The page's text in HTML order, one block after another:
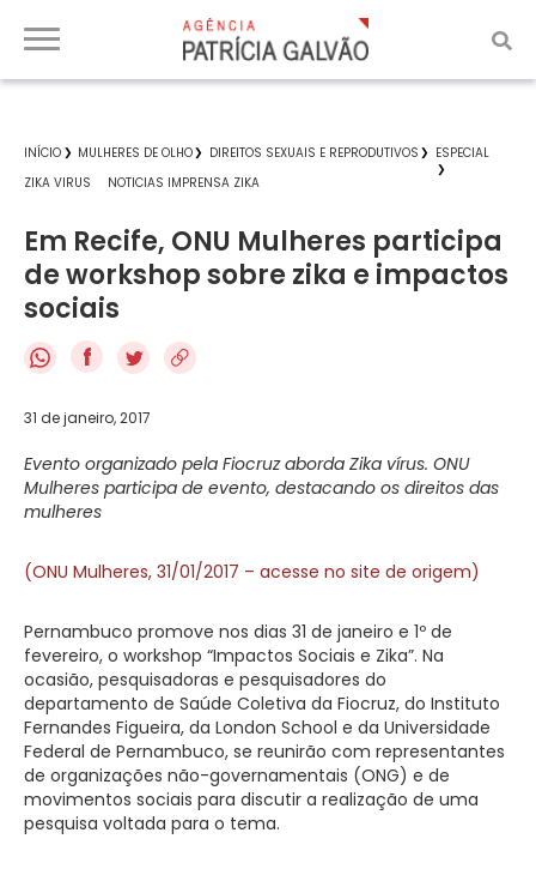
INÍCIO MULHERES DE OLHO DIREITOS SEXUAIS E REPRODUTIVOS
ESPECIAL
ZIKA VIRUS
NOTICIAS IMPRENSA ZIKA
Em Recife, ONU Mulheres participa
de workshop sobre zika e impactos
sociais
f
31 de janeiro, 2017
Evento organizado pela Fiocruz aborda Zika vírus. ONU
Mulheres participa de evento, destacando os direitos das
mulheres
(ONU Mulheres, 31/01/2017 – acesse no site de origem)
Pernambuco promove nos dias 31 de janeiro e 1º de
fevereiro, o workshop “Impactos Sociais e Zika”. Na
ocasião, pesquisadoras e pesquisadores do
departamento de Saúde Coletiva da Fiocruz, do Instituto
Fernandes Figueira, da London School e da Universidade
Federal de Pernambuco, se reunirão com representantes
de organizações não-governamentais (ONG) e de
movimentos sociais para discutir a realização de uma
pesquisa voltada para o tema.